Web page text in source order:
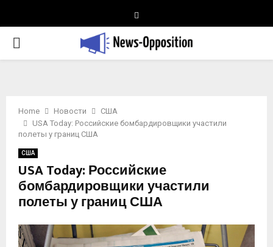
PRIMARY
Home Новости
США
USA Today: Российские бомбардировщики участили
полеты у границ США
США
USA Today: Российские
бомбардировщики участили
полеты у границ США